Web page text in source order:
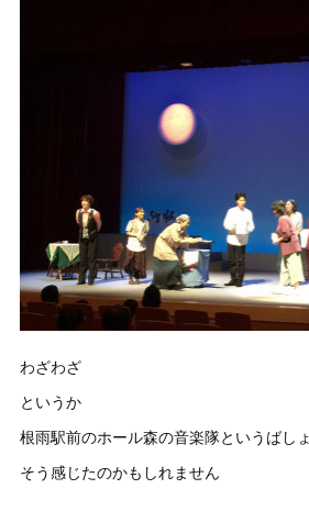
わざわざ
というか
根雨駅前のホール森の音楽隊というばし
そう感じたのかもしれません